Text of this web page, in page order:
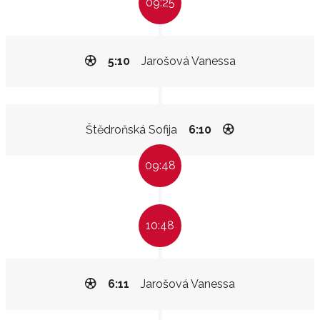
Jarošová Vanessa
5:10
Štědroňská Sofija 6:10
09:48
10:48
Jarošová Vanessa
6:11